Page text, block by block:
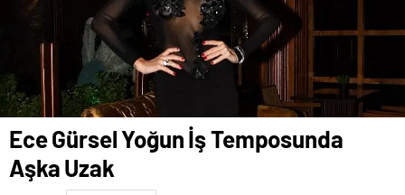
Ece Gürsel Yoğun İş Temposunda
Aşka Uzak